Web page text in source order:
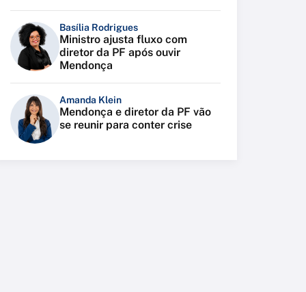
Basília Rodrigues
Ministro ajusta fluxo com
diretor da PF após ouvir
Mendonça
Amanda Klein
Mendonça e diretor da PF vão
se reunir para conter crise